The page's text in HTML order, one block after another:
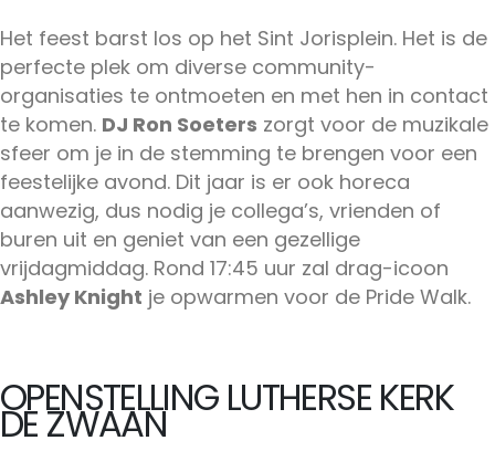
Het feest barst los op het Sint Jorisplein. Het is de
perfecte plek om diverse community-
organisaties te ontmoeten en met hen in contact
te komen. DJ Ron Soeters zorgt voor de muzikale
sfeer om je in de stemming te brengen voor een
feestelijke avond. Dit jaar is er ook horeca
aanwezig, dus nodig je collega’s, vrienden of
buren uit en geniet van een gezellige
vrijdagmiddag. Rond 17:45 uur zal drag-icoon
Ashley Knight je opwarmen voor de Pride Walk.
OPENSTELLING LUTHERSE KERK
DE ZWAAN